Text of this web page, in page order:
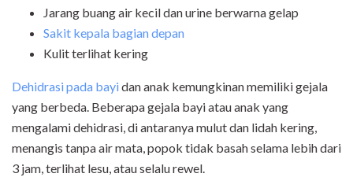
Jarang buang air kecil dan urine berwarna gelap
Sakit kepala bagian depan
Kulit terlihat kering
Dehidrasi pada bayidan anak kemungkinan memiliki gejala
yang berbeda. Beberapa gejala bayi atau anak yang
mengalami dehidrasi, di antaranya mulut dan lidah kering,
menangis tanpa air mata, popok tidak basah selama lebih dari
3 jam, terlihat lesu, atau selalu rewel.